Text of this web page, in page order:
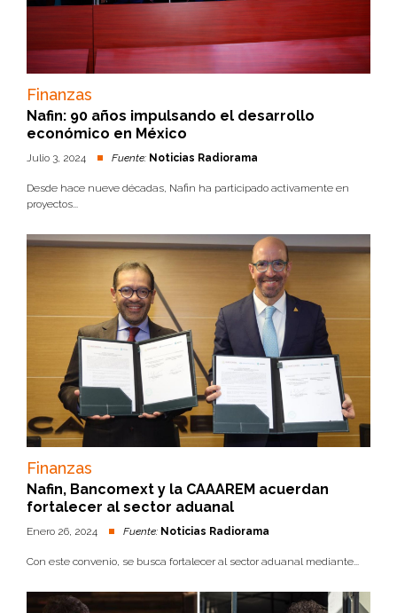
Finanzas
Nafin: 90 años impulsando el desarrollo
económico en México
Julio 3, 2024 Fuente: Noticias Radiorama
Desde hace nueve décadas, Nafin ha participado activamente en
proyectos...
Finanzas
Nafin, Bancomext y la CAAAREM acuerdan
fortalecer al sector aduanal
Enero 26, 2024 Fuente: Noticias Radiorama
Con este convenio, se busca fortalecer al sector aduanal mediante...